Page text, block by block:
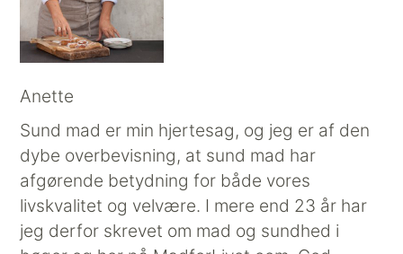
Anette
Sund mad er min hjertesag, og jeg er af den
dybe overbevisning, at sund mad har
afgørende betydning for både vores
livskvalitet og velvære. I mere end 23 år har
jeg derfor skrevet om mad og sundhed i